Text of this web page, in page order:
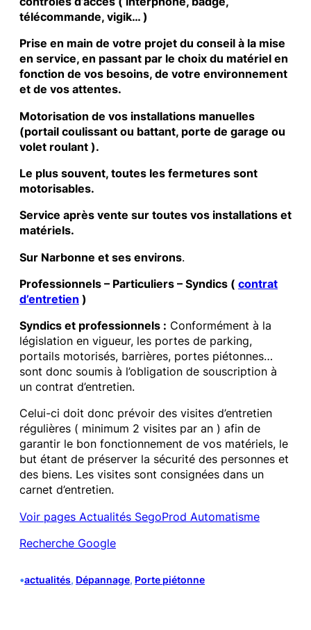
télécommande, vigik… )
Prise en main de votre projet du conseil à la mise
en service, en passant par le choix du matériel en
fonction de vos besoins, de votre environnement
et de vos attentes.
Motorisation de vos installations manuelles
(portail coulissant ou battant, porte de garage ou
volet roulant ).
Le plus souvent, toutes les fermetures sont
motorisables.
Service après vente sur toutes vos installations et
matériels.
Sur Narbonne et ses environs.
Professionnels – Particuliers – Syndics ( contrat
d’entretien )
Syndics et professionnels : Conformément à la
législation en vigueur, les portes de parking,
portails motorisés, barrières, portes piétonnes…
sont donc soumis à l’obligation de souscription à
un contrat d’entretien.
Celui-ci doit donc prévoir des visites d’entretien
régulières ( minimum 2 visites par an ) afin de
garantir le bon fonctionnement de vos matériels, le
but étant de préserver la sécurité des personnes et
des biens. Les visites sont consignées dans un
carnet d’entretien.
Voir pages Actualités SegoProd Automatisme
Recherche Google
•actualités, Dépannage, Porte piétonne